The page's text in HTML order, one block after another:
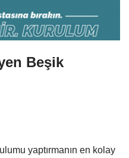
Beşik
yaptırmanın en kolay